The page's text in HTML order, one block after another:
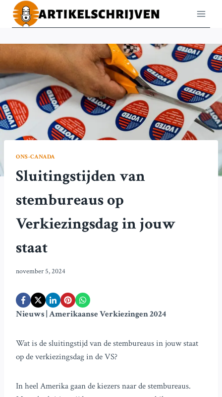
Doorgaan
naar
ONS-CANADA
Sluitingstijden van
stembureaus op
Verkiezingsdag in jouw
staat
november 5, 2024
Nieuws | Amerikaanse Verkiezingen 2024
Wat is de sluitingstijd van de stembureaus in jouw staat
op de verkiezingsdag in de VS?
In heel Amerika gaan de kiezers naar de stembureaus.